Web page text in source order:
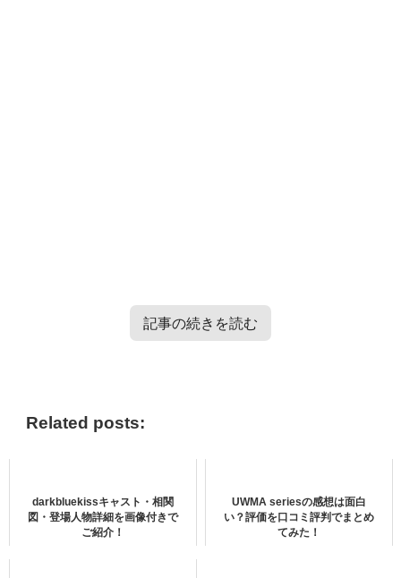
記事の続きを読む
組情報はこちらから＞＞
のあらすじ
Related posts:
darkbluekissキャスト・相関
図・登場人物詳細を画像付きで
ご紹介！
UWMA seriesの感想は面白
い？評価を口コミ評判でまとめ
てみた！